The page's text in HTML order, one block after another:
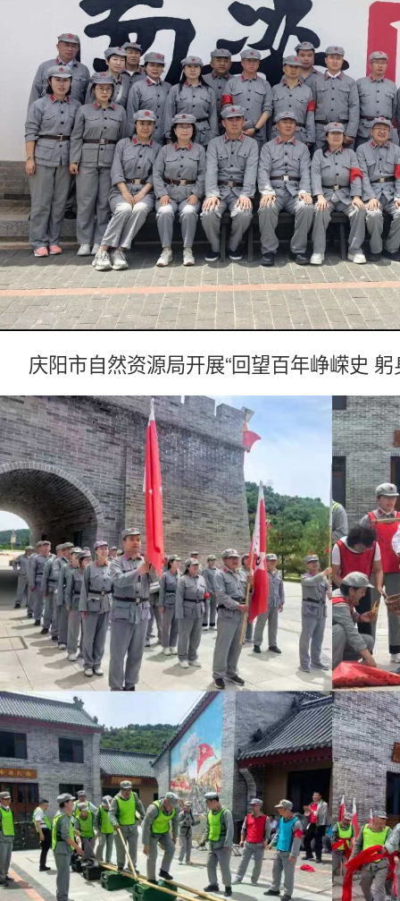
庆阳市自然资源局开展“回望百年峥嵘史